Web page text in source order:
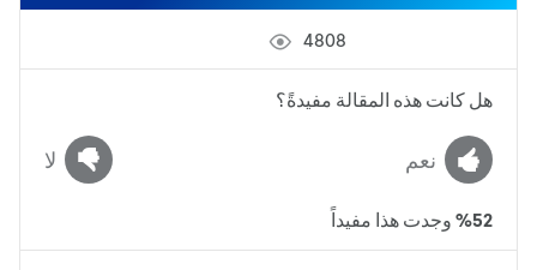
4808
هل كانت هذه المقالة مفيدةً؟
نعم لا
52
% وجدت هذا مفيداً